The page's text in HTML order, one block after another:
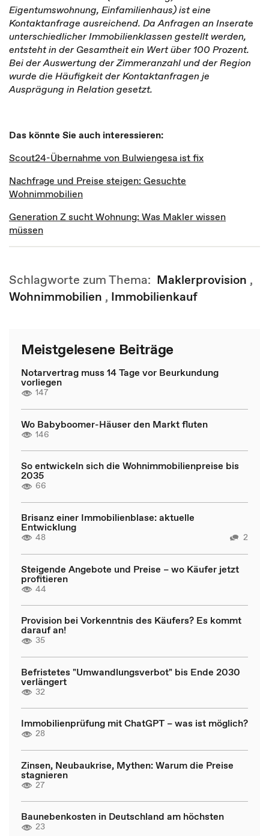
Eigentumswohnung, Einfamilienhaus) ist eine
Kontaktanfrage ausreichend. Da Anfragen an Inserate
unterschiedlicher Immobilienklassen gestellt werden,
entsteht in der Gesamtheit ein Wert über 100 Prozent.
Bei der Auswertung der Zimmeranzahl und der Region
wurde die Häufigkeit der Kontaktanfragen je
Ausprägung in Relation gesetzt.
Das könnte Sie auch interessieren:
Scout24-Übernahme von Bulwiengesa ist fix
Nachfrage und Preise steigen: Gesuchte
Wohnimmobilien
Generation Z sucht Wohnung: Was Makler wissen
müssen
Schlagworte zum Thema: Maklerprovision ,
Wohnimmobilien , Immobilienkauf
Meistgelesene Beiträge
Notarvertrag muss 14 Tage vor Beurkundung
vorliegen
147
Wo Babyboomer-Häuser den Markt fluten
146
So entwickeln sich die Wohnimmobilienpreise bis
2035
66
Brisanz einer Immobilienblase: aktuelle
Entwicklung
48 2
Steigende Angebote und Preise – wo Käufer jetzt
profitieren
44
Provision bei Vorkenntnis des Käufers? Es kommt
darauf an!
35
Befristetes "Umwandlungsverbot" bis Ende 2030
verlängert
32
Immobilienprüfung mit ChatGPT – was ist möglich?
28
Zinsen, Neubaukrise, Mythen: Warum die Preise
stagnieren
27
Baunebenkosten in Deutschland am höchsten
23